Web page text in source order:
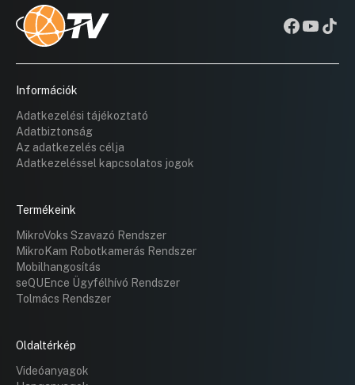
Információk
Adatkezelési tájékoztató
Adatbiztonság
Az adatkezelés célja
Adatkezeléssel kapcsolatos jogok
Termékeink
MikroVoks Szavazó Rendszer
MikroKam Robotkamerás Rendszer
Mobilhangosítás
seQUEnce Ügyfélhívó Rendszer
Tolmács Rendszer
Oldaltérkép
Videóanyagok